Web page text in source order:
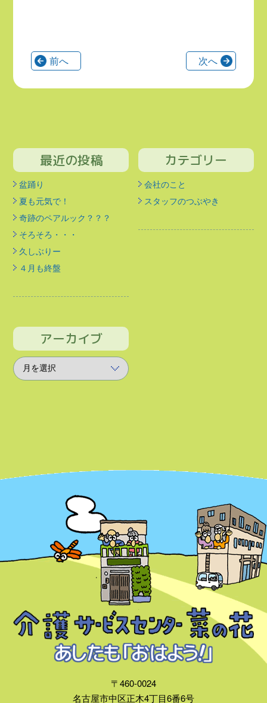
前へ 次へ
最近の投稿
盆踊り
夏も元気で！
奇跡のペアルック？？？
そろそろ・・・
久しぶりー
４月も終盤
カテゴリー
会社のこと
スタッフのつぶやき
アーカイブ
〒460-0024
名古屋市中区正木4丁目6番6号